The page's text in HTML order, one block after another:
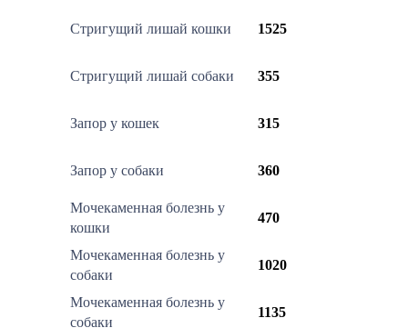
Стригущий лишай кошки 1525
Стригущий лишай собаки 355
Запор у кошек 315
Запор у собаки 360
Мочекаменная болезнь у
кошки
470
Мочекаменная болезнь у
собаки
1020
Мочекаменная болезнь у
собаки
1135